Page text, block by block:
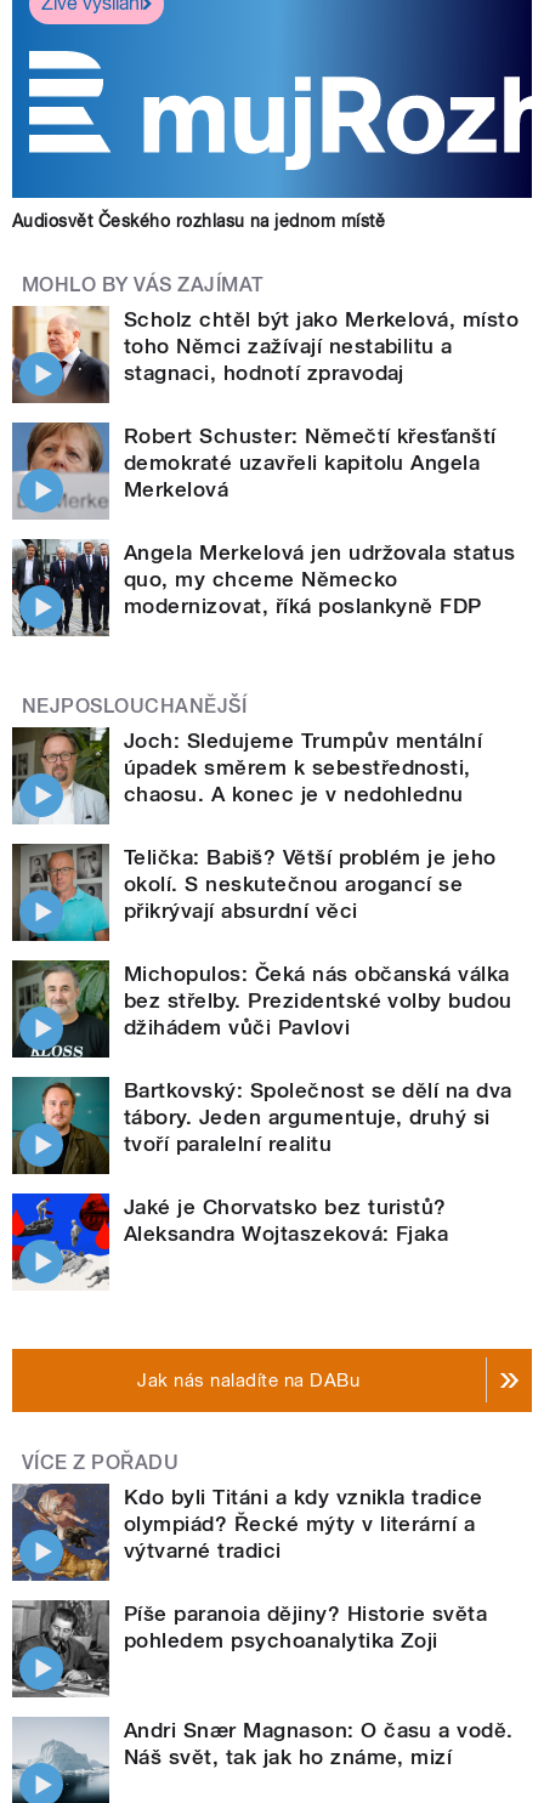
Audiosvět Českého rozhlasu na jednom místě
MOHLO BY VÁS ZAJÍMAT
Scholz chtěl být jako Merkelová, místo
toho Němci zažívají nestabilitu a
stagnaci, hodnotí zpravodaj
Robert Schuster: Němečtí křesťanští
demokraté uzavřeli kapitolu Angela
Merkelová
Angela Merkelová jen udržovala status
quo, my chceme Německo
modernizovat, říká poslankyně FDP
NEJPOSLOUCHANĚJŠÍ
Joch: Sledujeme Trumpův mentální
úpadek směrem k sebestřednosti,
chaosu. A konec je v nedohlednu
Telička: Babiš? Větší problém je jeho
okolí. S neskutečnou arogancí se
přikrývají absurdní věci
Michopulos: Čeká nás občanská válka
bez střelby. Prezidentské volby budou
džihádem vůči Pavlovi
Bartkovský: Společnost se dělí na dva
tábory. Jeden argumentuje, druhý si
tvoří paralelní realitu
Jaké je Chorvatsko bez turistů?
Aleksandra Wojtaszeková: Fjaka
Jak nás naladíte na DABu
VÍCE Z POŘADU
Kdo byli Titáni a kdy vznikla tradice
olympiád? Řecké mýty v literární a
výtvarné tradici
Píše paranoia dějiny? Historie světa
pohledem psychoanalytika Zoji
Andri Snær Magnason: O času a vodě.
Náš svět, tak jak ho známe, mizí